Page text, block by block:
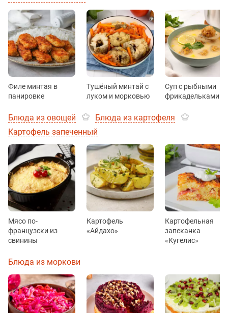
Филе минтая в
панировке
Тушёный минтай с
луком и морковью
Суп с рыбными
фрикадельками
Блюда из овощей
Блюда из картофеля
Картофель запеченный
Мясо по-
французски из
свинины
Картофель
«Айдахо»
Картофельная
запеканка
«Кугелис»
Блюда из моркови